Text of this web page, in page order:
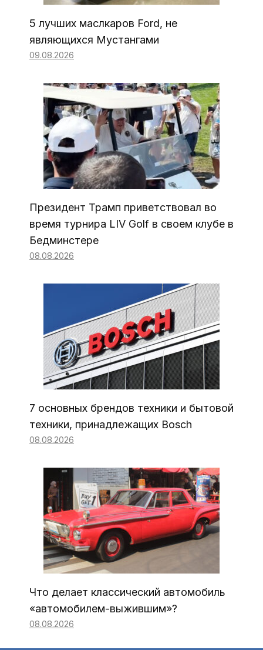
5 лучших маслкаров Ford, не
являющихся Мустангами
09.08.2026
Президент Трамп приветствовал во
время турнира LIV Golf в своем клубе в
Бедминстере
08.08.2026
7 основных брендов техники и бытовой
техники, принадлежащих Bosch
08.08.2026
Что делает классический автомобиль
«автомобилем-выжившим»?
08.08.2026